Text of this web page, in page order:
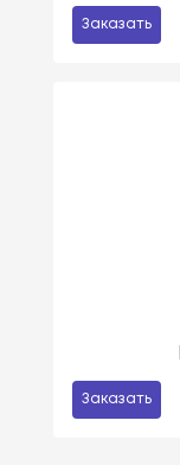
Заказать
Заказать